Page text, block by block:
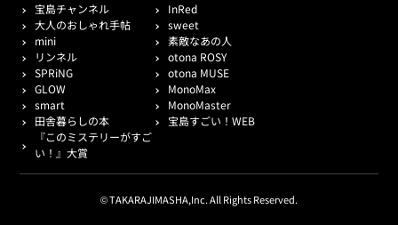
宝島チャンネル
InRed
大人のおしゃれ手帖
sweet
mini
素敵なあの人
リンネル
otona ROSY
SPRiNG
otona MUSE
GLOW
MonoMax
smart
MonoMaster
田舎暮らしの本
宝島すごい！WEB
『このミステリーがすご
い！』大賞
© TAKARAJIMASHA,Inc. All Rights Reserved.